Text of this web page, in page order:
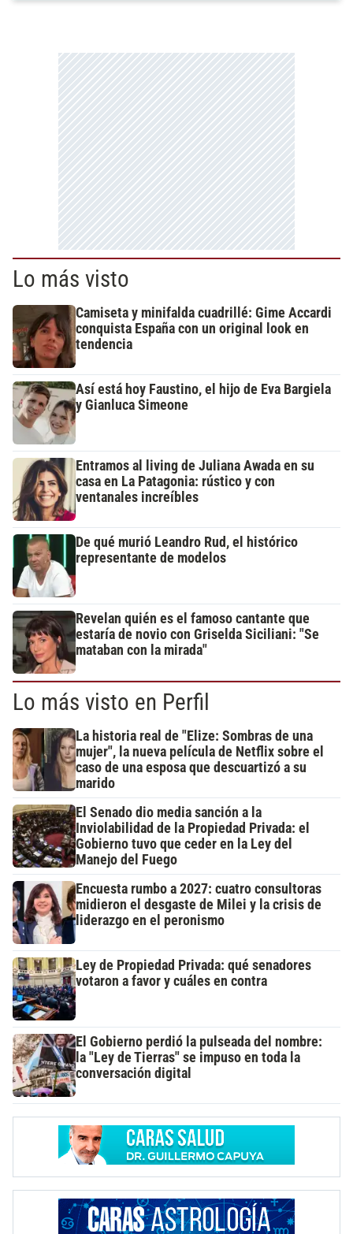
Lo más visto
Camiseta y minifalda cuadrillé: Gime Accardi
conquista España con un original look en
tendencia
Así está hoy Faustino, el hijo de Eva Bargiela
y Gianluca Simeone
Entramos al living de Juliana Awada en su
casa en La Patagonia: rústico y con
ventanales increíbles
De qué murió Leandro Rud, el histórico
representante de modelos
Revelan quién es el famoso cantante que
estaría de novio con Griselda Siciliani: "Se
mataban con la mirada"
Lo más visto en Perfil
La historia real de "Elize: Sombras de una
mujer", la nueva película de Netflix sobre el
caso de una esposa que descuartizó a su
marido
El Senado dio media sanción a la
Inviolabilidad de la Propiedad Privada: el
Gobierno tuvo que ceder en la Ley del
Manejo del Fuego
Encuesta rumbo a 2027: cuatro consultoras
midieron el desgaste de Milei y la crisis de
liderazgo en el peronismo
Ley de Propiedad Privada: qué senadores
votaron a favor y cuáles en contra
El Gobierno perdió la pulseada del nombre:
la "Ley de Tierras" se impuso en toda la
conversación digital